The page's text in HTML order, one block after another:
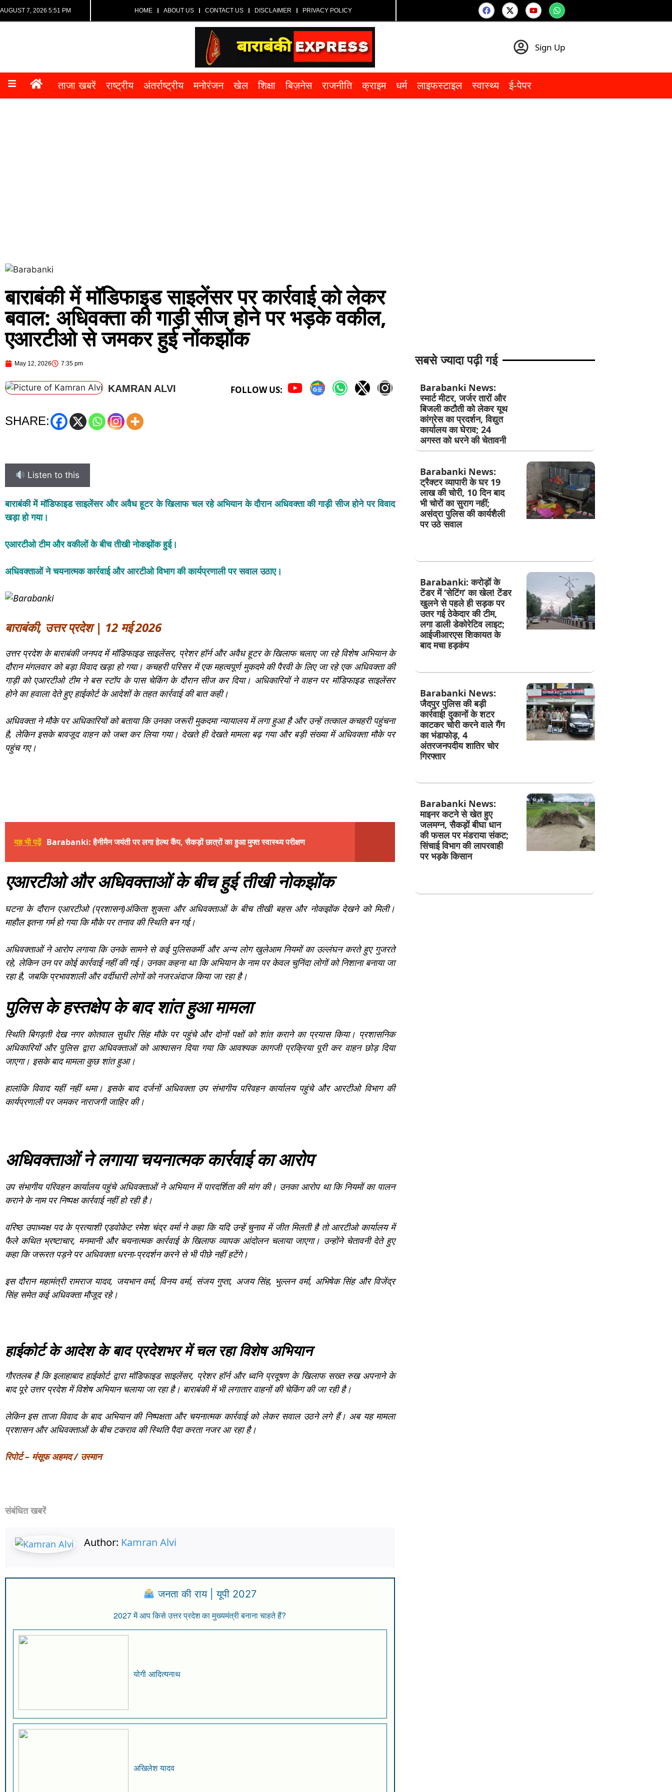
AUGUST 7, 2026 5:51 PM HOME ABOUT US CONTACT US DISCLAIMER PRIVACY POLICY
Sign Up
ताजा खबरें राष्ट्रीय अंतर्राष्ट्रीय मनोरंजन खेल शिक्षा बिज़नेस राजनीति क्राइम धर्म लाइफस्टाइल स्वास्थ्य ई-पेपर
बाराबंकी में मॉडिफाइड साइलेंसर पर कार्रवाई को लेकर
बवाल: अधिवक्ता की गाड़ी सीज होने पर भड़के वकील,
एआरटीओ से जमकर हुई नोंकझोंक
May 12, 2026 7:35 pm
KAMRAN ALVI FOLLOW US:
SHARE:
Listen to this
बाराबंकी में मॉडिफाइड साइलेंसर और अवैध हूटर के खिलाफ चल रहे अभियान के दौरान अधिवक्ता की गाड़ी सीज होने पर विवाद
खड़ा हो गया।
एआरटीओ टीम और वकीलों के बीच तीखी नोकझोंक हुई।
अधिवक्ताओं ने चयनात्मक कार्रवाई और आरटीओ विभाग की कार्यप्रणाली पर सवाल उठाए।
बाराबंकी, उत्तर प्रदेश | 12 मई 2026
उत्तर प्रदेश के बाराबंकी जनपद में मॉडिफाइड साइलेंसर, प्रेशर हॉर्न और अवैध हूटर के खिलाफ चलाए जा रहे विशेष अभियान के
दौरान मंगलवार को बड़ा विवाद खड़ा हो गया। कचहरी परिसर में एक महत्वपूर्ण मुकदमे की पैरवी के लिए जा रहे एक अधिवक्ता की
गाड़ी को एआरटीओ टीम ने बस स्टॉप के पास चेकिंग के दौरान सीज कर दिया। अधिकारियों ने वाहन पर मॉडिफाइड साइलेंसर
होने का हवाला देते हुए हाईकोर्ट के आदेशों के तहत कार्रवाई की बात कही।
अधिवक्ता ने मौके पर अधिकारियों को बताया कि उनका जरूरी मुकदमा न्यायालय में लगा हुआ है और उन्हें तत्काल कचहरी पहुंचना
है, लेकिन इसके बावजूद वाहन को जब्त कर लिया गया। देखते ही देखते मामला बढ़ गया और बड़ी संख्या में अधिवक्ता मौके पर
पहुंच गए।
यह भी पढ़ें Barabanki: हैनीमैन जयंती पर लगा हेल्थ कैंप, सैकड़ों छात्रों का हुआ मुफ्त स्वास्थ्य परीक्षण
एआरटीओ और अधिवक्ताओं के बीच हुई तीखी नोकझोंक
घटना के दौरान एआरटीओ (प्रशासन)अंकिता शुक्ला और अधिवक्ताओं के बीच तीखी बहस और नोकझोंक देखने को मिली।
माहौल इतना गर्म हो गया कि मौके पर तनाव की स्थिति बन गई।
अधिवक्ताओं ने आरोप लगाया कि उनके सामने से कई पुलिसकर्मी और अन्य लोग खुलेआम नियमों का उल्लंघन करते हुए गुजरते
रहे, लेकिन उन पर कोई कार्रवाई नहीं की गई। उनका कहना था कि अभियान के नाम पर केवल चुनिंदा लोगों को निशाना बनाया जा
रहा है, जबकि प्रभावशाली और वर्दीधारी लोगों को नजरअंदाज किया जा रहा है।
पुलिस के हस्तक्षेप के बाद शांत हुआ मामला
स्थिति बिगड़ती देख नगर कोतवाल सुधीर सिंह मौके पर पहुंचे और दोनों पक्षों को शांत कराने का प्रयास किया। प्रशासनिक
अधिकारियों और पुलिस द्वारा अधिवक्ताओं को आश्वासन दिया गया कि आवश्यक कागजी प्रक्रिया पूरी कर वाहन छोड़ दिया
जाएगा। इसके बाद मामला कुछ शांत हुआ।
हालांकि विवाद यहीं नहीं थमा। इसके बाद दर्जनों अधिवक्ता उप संभागीय परिवहन कार्यालय पहुंचे और आरटीओ विभाग की
कार्यप्रणाली पर जमकर नाराजगी जाहिर की।
अधिवक्ताओं ने लगाया चयनात्मक कार्रवाई का आरोप
उप संभागीय परिवहन कार्यालय पहुंचे अधिवक्ताओं ने अभियान में पारदर्शिता की मांग की। उनका आरोप था कि नियमों का पालन
कराने के नाम पर निष्पक्ष कार्रवाई नहीं हो रही है।
वरिष्ठ उपाध्यक्ष पद के प्रत्याशी एडवोकेट रमेश चंद्र वर्मा ने कहा कि यदि उन्हें चुनाव में जीत मिलती है तो आरटीओ कार्यालय में
फैले कथित भ्रष्टाचार, मनमानी और चयनात्मक कार्रवाई के खिलाफ व्यापक आंदोलन चलाया जाएगा। उन्होंने चेतावनी देते हुए
कहा कि जरूरत पड़ने पर अधिवक्ता धरना-प्रदर्शन करने से भी पीछे नहीं हटेंगे।
इस दौरान महामंत्री रामराज यादव, जयभान वर्मा, विनय वर्मा, संजय गुप्ता, अजय सिंह, भुल्लन वर्मा, अभिषेक सिंह और विजेंद्र
सिंह समेत कई अधिवक्ता मौजूद रहे।
हाईकोर्ट के आदेश के बाद प्रदेशभर में चल रहा विशेष अभियान
गौरतलब है कि इलाहाबाद हाईकोर्ट द्वारा मॉडिफाइड साइलेंसर, प्रेशर हॉर्न और ध्वनि प्रदूषण के खिलाफ सख्त रुख अपनाने के
बाद पूरे उत्तर प्रदेश में विशेष अभियान चलाया जा रहा है। बाराबंकी में भी लगातार वाहनों की चेकिंग की जा रही है।
लेकिन इस ताजा विवाद के बाद अभियान की निष्पक्षता और चयनात्मक कार्रवाई को लेकर सवाल उठने लगे हैं। अब यह मामला
प्रशासन और अधिवक्ताओं के बीच टकराव की स्थिति पैदा करता नजर आ रहा है।
रिपोर्ट – मंसूफ अहमद / उस्मान
संबंधित खबरें
Author: Kamran Alvi
जनता की राय | यूपी 2027
2027 में आप किसे उत्तर प्रदेश का मुख्यमंत्री बनाना चाहते हैं?
योगी आदित्यनाथ
अखिलेश यादव
सबसे ज्यादा पढ़ी गई
Barabanki News:
स्मार्ट मीटर, जर्जर तारों और
बिजली कटौती को लेकर यूथ
कांग्रेस का प्रदर्शन, विद्युत
कार्यालय का घेराव; 24
अगस्त को धरने की चेतावनी
Barabanki News:
ट्रैक्टर व्यापारी के घर 19
लाख की चोरी, 10 दिन बाद
भी चोरों का सुराग नहीं;
असंद्रा पुलिस की कार्यशैली
पर उठे सवाल
Barabanki: करोड़ों के
टेंडर में ‘सेटिंग’ का खेल! टेंडर
खुलने से पहले ही सड़क पर
उतर गई ठेकेदार की टीम,
लगा डाली डेकोरेटिव लाइट;
आईजीआरएस शिकायत के
बाद मचा हड़कंप
Barabanki News:
जैदपुर पुलिस की बड़ी
कार्रवाई! दुकानों के शटर
काटकर चोरी करने वाले गैंग
का भंडाफोड़, 4
अंतरजनपदीय शातिर चोर
गिरफ्तार
Barabanki News:
माइनर कटने से खेत हुए
जलमग्न, सैकड़ों बीघा धान
की फसल पर मंडराया संकट;
सिंचाई विभाग की लापरवाही
पर भड़के किसान